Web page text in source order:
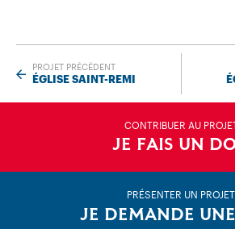
PROJET PRÉCÉDENT
ÉGLISE SAINT-REMI
CONTRIBUER AU
JE FAIS UN
PRÉSENTER UN PROJET
JE DEMANDE